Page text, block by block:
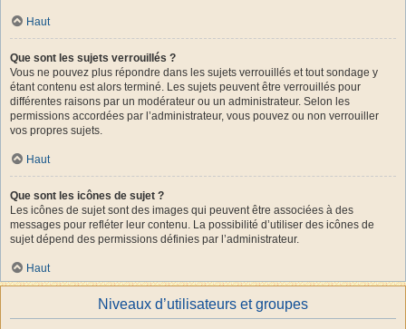
Haut
Que sont les sujets verrouillés ?
Vous ne pouvez plus répondre dans les sujets verrouillés et tout sondage y
étant contenu est alors terminé. Les sujets peuvent être verrouillés pour
différentes raisons par un modérateur ou un administrateur. Selon les
permissions accordées par l’administrateur, vous pouvez ou non verrouiller
vos propres sujets.
Haut
Que sont les icônes de sujet ?
Les icônes de sujet sont des images qui peuvent être associées à des
messages pour refléter leur contenu. La possibilité d’utiliser des icônes de
sujet dépend des permissions définies par l’administrateur.
Haut
Niveaux d’utilisateurs et groupes